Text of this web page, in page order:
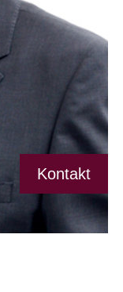
Kontakt